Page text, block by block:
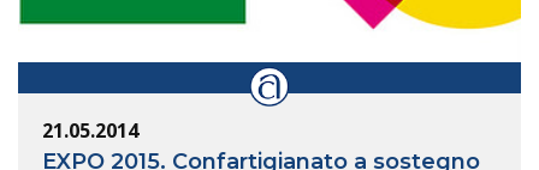
21.05.2014
EXPO 2015. Confartigianato a sostegno